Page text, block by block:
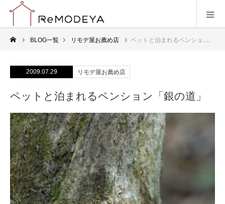
BLOG一覧 リモデ屋お薦め店 ペットと泊まれるペンション「銀の道」
2009.07.29 リモデ屋お薦め店
ペットと泊まれるペンション「銀の道」